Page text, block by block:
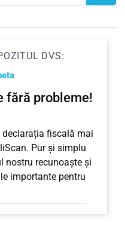
DVS:
fără probleme!
fiscală mai
Pur și simplu
nostru recunoaște și
importante pentru